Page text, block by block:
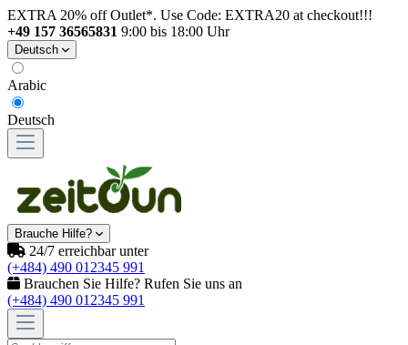
EXTRA 20% off Outlet*. Use Code: EXTRA20 at checkout!!!
+49 157 36565831 9:00 bis 18:00 Uhr
Deutsch
Arabic
Deutsch
Brauche Hilfe?
24/7 erreichbar unter
(+484) 490 012345 991
Brauchen Sie Hilfe? Rufen Sie uns an
(+484) 490 012345 991